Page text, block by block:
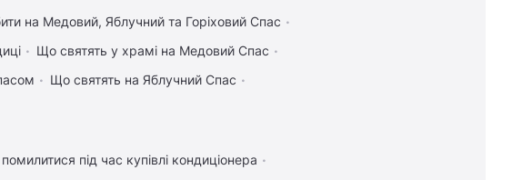
на Медовий, Яблучний та Горіховий Спас
Що святять у храмі на Медовий Спас
Що святять на Яблучний Спас
під час купівлі кондиціонера